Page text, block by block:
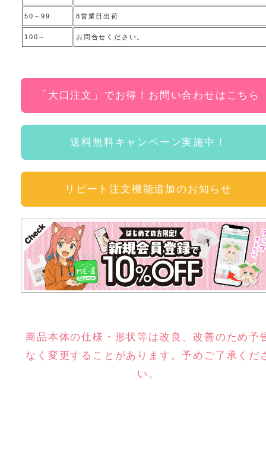
50～99 8営業日出荷
100～ お問合せください。
「大口注文」でお得！お問い合わせはこちら
送料無料キャンペーン実施中！
リピート注文機能追加のお知らせ
商品本体の仕様・形状等は改良、改善のため予
なく変更することがあります。予めご了承くだ
い。